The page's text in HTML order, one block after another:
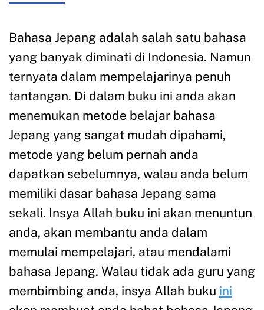
Bahasa Jepang adalah salah satu bahasa
yang banyak diminati di Indonesia. Namun
ternyata dalam mempelajarinya penuh
tantangan. Di dalam buku ini anda akan
menemukan metode belajar bahasa
Jepang yang sangat mudah dipahami,
metode yang belum pernah anda
dapatkan sebelumnya, walau anda belum
memiliki dasar bahasa Jepang sama
sekali. Insya Allah buku ini akan menuntun
anda, akan membantu anda dalam
memulai mempelajari, atau mendalami
bahasa Jepang. Walau tidak ada guru yang
membimbing anda, insya Allah buku ini